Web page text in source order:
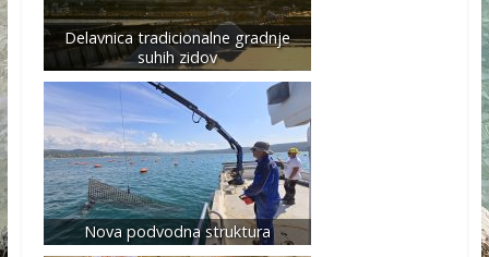
Delavnica tradicionalne gradnje
suhih zidov
Nova podvodna struktura